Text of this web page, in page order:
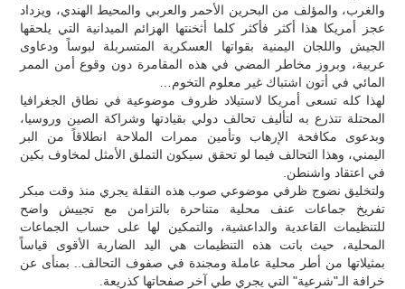
والغرب، والمؤلف من البحرين الأحمر والعربي والمحيط الهندي، ويزداد
عجز أمريكا هذا أكثر فأكثر كلما أثخنتها الهزائم الميدانية التي يلحقها
الجيش واللجان اليمنية بقواتها العسكرية المتسربلة لبوساً ودعاوى
عربية، وبروز مخاطر المضي في هذه المقامرة دون وقوع أمن الممر
المائي في أتون اشتباك غير معلوم التخوم…
لهذا كله تسعى أمريكا لاستيلاد ظروف موضوعية في نطاق الجغرافيا
المحتلة تتذرع به لتأليف تحالف دولي بقيادتها وشراكة الصين وروسيا،
وبدعوى مكافحة الإرهاب وتأمين ممرات الملاحة انطلاقاً من البر
اليمني، وهذا التحالف فيما لو تحقق سيكون التملق الأمثل لمخاوف بكين
في اعتقاد واشنطن.
ولتخليق نضوج ظرفي موضوعي صوب هذه النقلة يجري منذ وقت مبكر
تفريخ جماعات عنف محلية متناحرة بالتزامن مع تجييش واضح
للتنظيمات القاعدية والداعشية، والتمكين لها على حساب الجماعات
المحلية، حيث باتت هذه التنظيمات هي اليد الضاربة الأقوى قياساً
بمثيلاتها من أطر محلية عاملة ومجندة في صفوف التحالف.. بمنأى عن
خرافة الـ"شرعية" التي يجري طي آخر صفحاتها كذريعة.